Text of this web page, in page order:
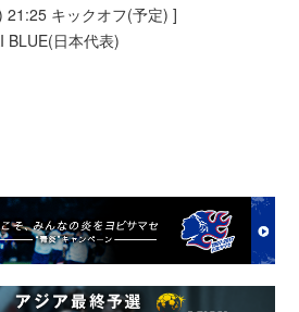
21:25 キックオフ(予定) ]
BLUE(日本代表)